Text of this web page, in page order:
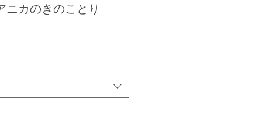
ニカのきのことり